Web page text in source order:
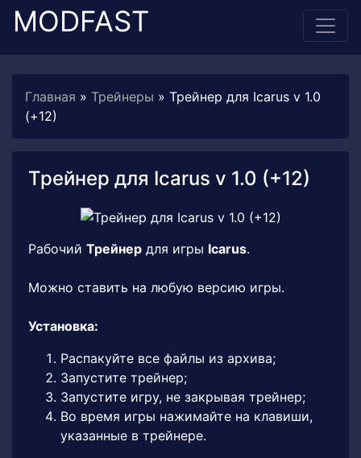
MODFAST
Главная » Трейнеры » Трейнер для Icarus v 1.0
(+12)
Трейнер для Icarus v 1.0 (+12)
Рабочий Трейнер для игры Icarus.
Можно ставить на любую версию игры.
Установка:
Распакуйте все файлы из архива;
Запустите трейнер;
Запустите игру, не закрывая трейнер;
Во время игры нажимайте на клавиши,
указанные в трейнере.